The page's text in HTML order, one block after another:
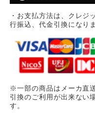
・お支払方法は、クレジ
行振込、代金引換になり
※一部の商品はメーカ直
引換のご利用が出来ない
す。